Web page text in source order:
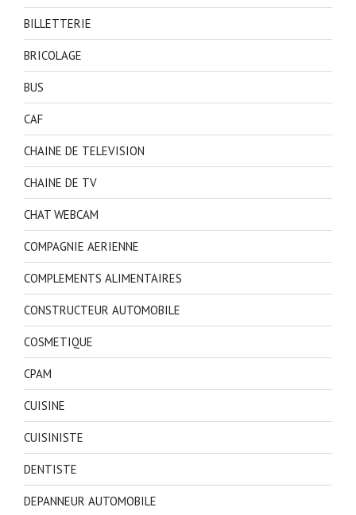
BILLETTERIE
BRICOLAGE
BUS
CAF
CHAINE DE TELEVISION
CHAINE DE TV
CHAT WEBCAM
COMPAGNIE AERIENNE
COMPLEMENTS ALIMENTAIRES
CONSTRUCTEUR AUTOMOBILE
COSMETIQUE
CPAM
CUISINE
CUISINISTE
DENTISTE
DEPANNEUR AUTOMOBILE